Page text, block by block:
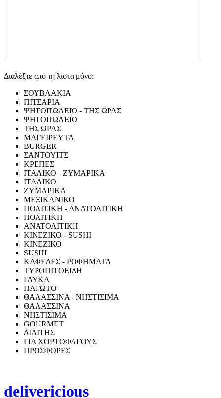
Διαλέξτε από τη λίστα μόνο:
ΣΟΥΒΛΑΚΙΑ
ΠΙΤΣΑΡΙΑ
ΨΗΤΟΠΩΛΕΙΟ - ΤΗΣ ΩΡΑΣ
ΨΗΤΟΠΩΛΕΙΟ
ΤΗΣ ΩΡΑΣ
ΜΑΓΕΙΡΕΥΤΑ
BURGER
ΣΑΝΤΟΥΙΤΣ
ΚΡΕΠΕΣ
ΙΤΑΛΙΚΟ - ΖΥΜΑΡΙΚΑ
ΙΤΑΛΙΚΟ
ΖΥΜΑΡΙΚΑ
ΜΕΞΙΚΑΝΙΚΟ
ΠΟΛΙΤΙΚΗ - ΑΝΑΤΟΛΙΤΙΚΗ
ΠΟΛΙΤΙΚΗ
ΑΝΑΤΟΛΙΤΙΚΗ
ΚΙΝΕΖΙΚΟ - SUSHI
ΚΙΝΕΖΙΚΟ
SUSHI
ΚΑΦΕΔΕΣ - ΡΟΦΗΜΑΤΑ
ΤΥΡΟΠΙΤΟΕΙΔΗ
ΓΛΥΚΑ
ΠΑΓΩΤΟ
ΘΑΛΑΣΣΙΝΑ - ΝΗΣΤΙΣΙΜΑ
ΘΑΛΑΣΣΙΝΑ
ΝΗΣΤΙΣΙΜΑ
GOURMET
ΔΙΑΙΤΗΣ
ΓΙΑ ΧΟΡΤΟΦΑΓΟΥΣ
ΠΡΟΣΦΟΡΕΣ
delivericious